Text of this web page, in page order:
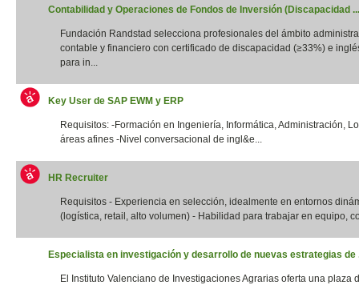
Contabilidad y Operaciones de Fondos de Inversión (Discapacidad ...
Fundación Randstad selecciona profesionales del ámbito
contable y financiero con certificado de discapacidad (≥33%) e
para in...
Key User de SAP EWM y ERP
Requisitos: -Formación en Ingeniería, Informática, Administración,
áreas afines -Nivel conversacional de ingl&e...
HR Recruiter
Requisitos - Experiencia en selección, idealmente en entornos
(logística, retail, alto volumen) - Habilidad para trabajar en equipo,
Especialista en investigación y desarrollo de nuevas estrategias de
El Instituto Valenciano de Investigaciones Agrarias oferta una plaza